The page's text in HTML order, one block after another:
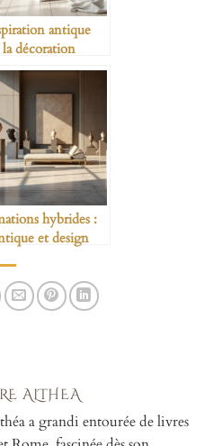
antique
la décoration
hybrides :
et design
ALTHEA
a grandi entourée de livres